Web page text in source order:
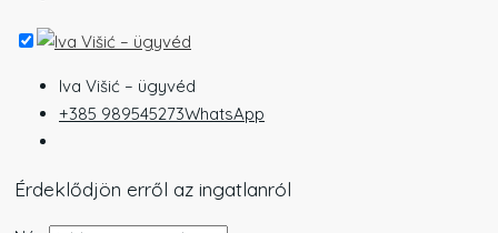
Iva Višić – ügyvéd
+385 989545273WhatsApp
Érdeklődjön erről az ingatlanról